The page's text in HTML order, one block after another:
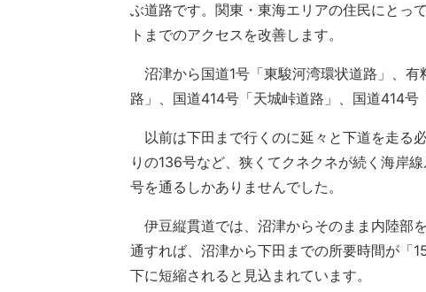
ぶ道路です。関東・東海エリアの住民にとっ
トまでのアクセスを改善します。
沼津から国道1号「東駿河湾環状道路」、
路」、国道414号「天城峠道路」、国道414号
以前は下田まで行くのに延々と下道を走る
りの136号など、狭くてクネクネが続く海岸
号を通るしかありませんでした。
伊豆縦貫道では、沼津からそのまま内陸部
通すれば、沼津から下田までの所要時間が「
下に短縮されると見込まれています。